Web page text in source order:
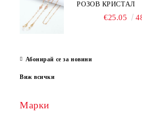
РОЗОВ КРИСТАЛ
€25.05
Абонирай се за новини
Виж всички
Марки